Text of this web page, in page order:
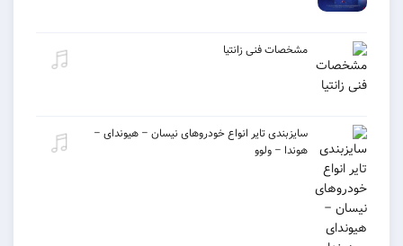
مشخصات فنی زانتیا
سایزبندی تایر انواع خودروهای نیسان – هیوندای –
هوندا – ولوو